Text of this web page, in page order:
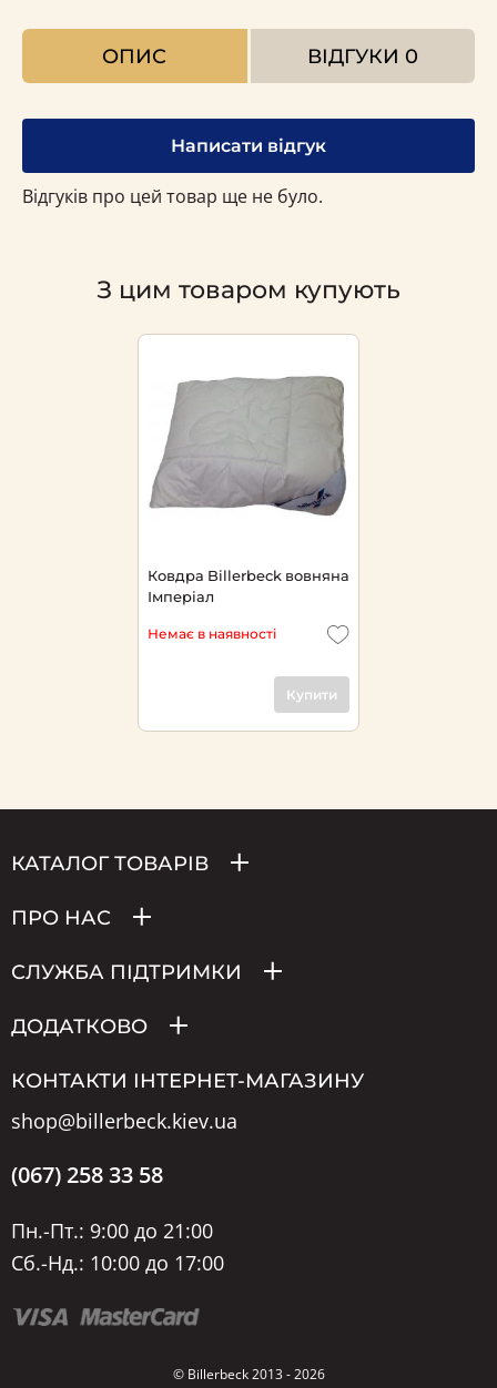
ОПИС ВІДГУКИ 0
Написати відгук
Відгуків про цей товар ще не було.
З цим товаром купують
Ковдра Billerbeck вовняна
Імперіал
Немає в наявності
Купити
КАТАЛОГ ТОВАРІВ
ПРО НАС
СЛУЖБА ПІДТРИМКИ
ДОДАТКОВО
КОНТАКТИ ІНТЕРНЕТ-МАГАЗИНУ
shop@billerbeck.kiev.ua
(067) 258 33 58
Пн.-Пт.: 9:00 до 21:00
Сб.-Нд.: 10:00 до 17:00
© Billerbeck 2013 - 2026